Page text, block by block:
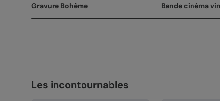
Gravure Bohème Bande cinéma
Les incontournables